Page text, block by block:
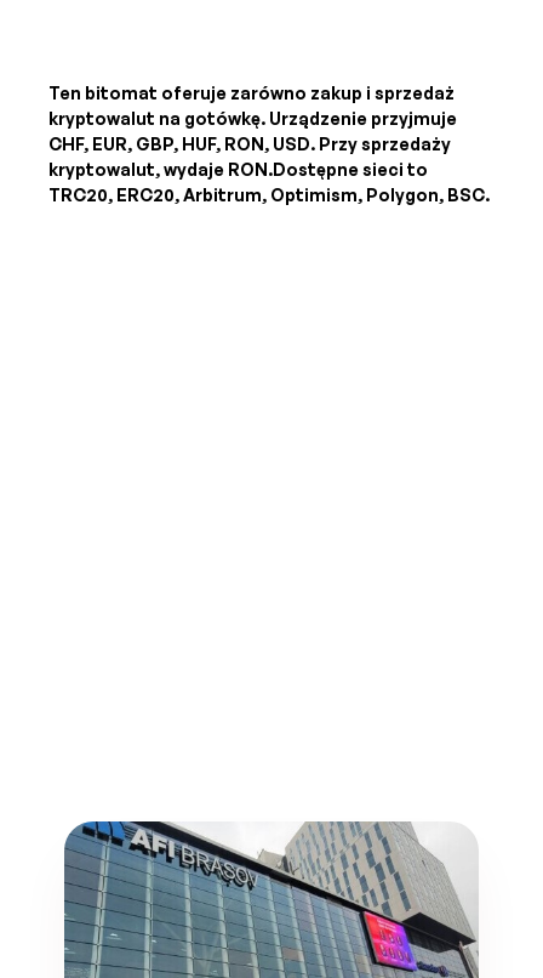
Ten bitomat oferuje zarówno zakup i sprzedaż
kryptowalut na gotówkę. Urządzenie przyjmuje
CHF, EUR, GBP, HUF, RON, USD. Przy sprzedaży
kryptowalut, wydaje RON.Dostępne sieci to
TRC20, ERC20, Arbitrum, Optimism, Polygon, BSC.